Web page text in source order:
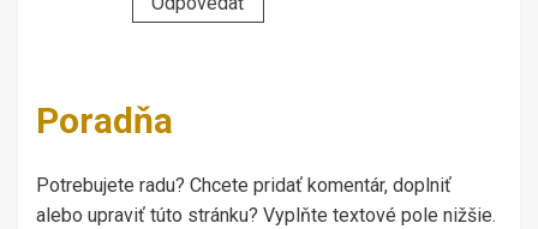
Poradňa
Potrebujete radu? Chcete pridať komentár, doplniť
alebo upraviť túto stránku? Vyplňte textové pole nižšie.